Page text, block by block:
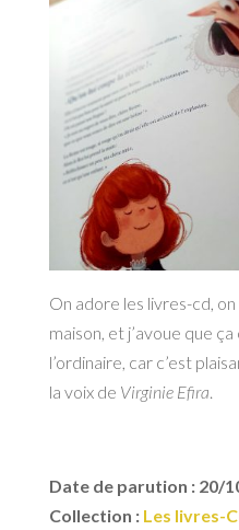
On adore les livres-cd,
maison, et j’avoue que
l’ordinaire, car c’est
la voix de Virginie Efira.
Date de parution : 20/
Collection : Les livres-